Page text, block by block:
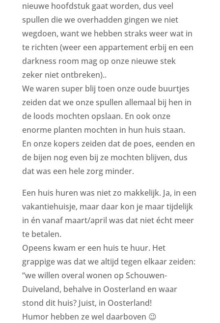
nieuwe hoofdstuk gaat worden, dus veel
spullen die we overhadden gingen we niet
wegdoen, want we hebben straks weer wat in
te richten (weer een appartement erbij en een
darkness room mag op onze nieuwe stek
zeker niet ontbreken)..
We waren super blij toen onze oude buurtjes
zeiden dat we onze spullen allemaal bij hen in
de loods mochten opslaan. En ook onze
enorme planten mochten in hun huis staan.
En onze kopers zeiden dat de poes, eenden en
de bijen nog even bij ze mochten blijven, dus
dat was een hele zorg minder.
Een huis huren was niet zo makkelijk. Ja, in een
vakantiehuisje, maar daar kon je maar tijdelijk
in én vanaf maart/april was dat niet écht meer
te betalen.
Opeens kwam er een huis te huur. Het
grappige was dat we altijd tegen elkaar zeiden:
“we willen overal wonen op Schouwen-
Duiveland, behalve in Oosterland en waar
stond dit huis? Juist, in Oosterland!
Humor hebben ze wel daarboven 😉